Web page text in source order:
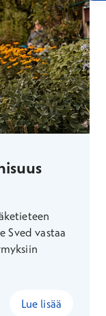
Sved vastaa
Lue lisää